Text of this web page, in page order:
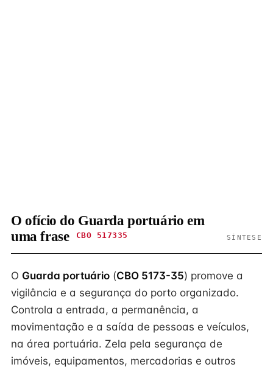
O ofício do Guarda portuário em
uma frase
CBO 517335 SÍNTESE
O Guarda portuário (CBO 5173-35) promove a
vigilância e a segurança do porto organizado.
Controla a entrada, a permanência, a
movimentação e a saída de pessoas e veículos,
na área portuária. Zela pela segurança de
imóveis, equipamentos, mercadorias e outros